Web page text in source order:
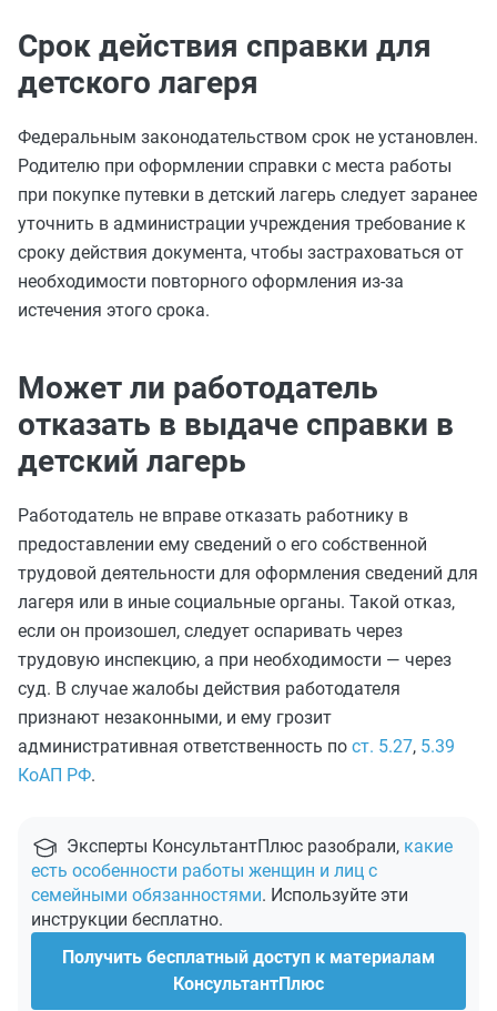
Срок действия справки для
детского лагеря
Федеральным законодательством срок не установлен.
Родителю при оформлении справки с места работы
при покупке путевки в детский лагерь следует заранее
уточнить в администрации учреждения требование к
сроку действия документа, чтобы застраховаться от
необходимости повторного оформления из-за
истечения этого срока.
Может ли работодатель
отказать в выдаче справки в
детский лагерь
Работодатель не вправе отказать работнику в
предоставлении ему сведений о его собственной
трудовой деятельности для оформления сведений для
лагеря или в иные социальные органы. Такой отказ,
если он произошел, следует оспаривать через
трудовую инспекцию, а при необходимости — через
суд. В случае жалобы действия работодателя
признают незаконными, и ему грозит
административная ответственность по ст. 5.27, 5.39
КоАП РФ.
Эксперты КонсультантПлюс разобрали, какие
есть особенности работы женщин и лиц с
семейными обязанностями. Используйте эти
инструкции бесплатно.
Получить бесплатный доступ к материалам
КонсультантПлюс